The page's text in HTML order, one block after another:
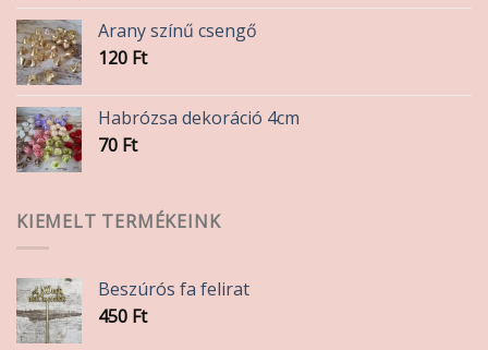
-
330 Ft
Arany színű csengő
120 Ft
Habrózsa dekoráció 4cm
70 Ft
KIEMELT TERMÉKEINK
Beszúrós fa felirat
450 Ft